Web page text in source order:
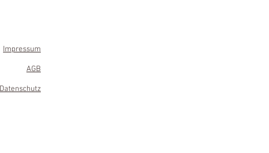
Impressum
AGB
Datenschutz